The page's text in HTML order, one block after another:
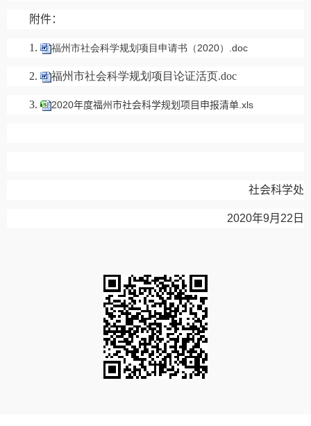
附件：
1. 福州市社会科学规划项目申请书（2020）.doc
2. 福州市社会科学规划项目论证活页.doc
3. 2020年度福州市社会科学规划项目申报清单.xls
社会科学处
2020年9月 22 日